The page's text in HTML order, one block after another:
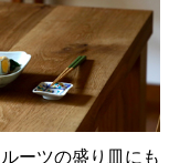
ーツの盛り皿にも